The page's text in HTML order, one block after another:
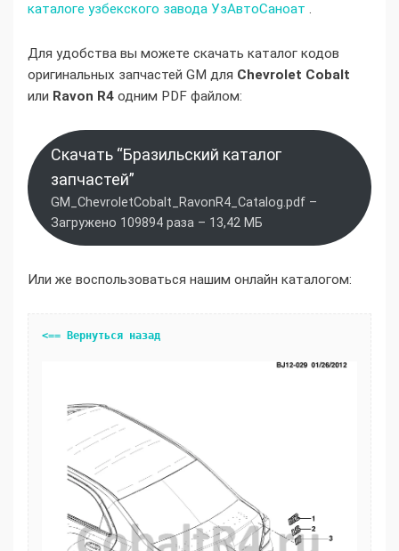
каталоге узбекского завода УзАвтоСаноат .
Для удобства вы можете скачать каталог кодов
оригинальных запчастей GM для Chevrolet Cobalt
или Ravon R4 одним PDF файлом:
Скачать “Бразильский каталог
запчастей”
GM_ChevroletCobalt_RavonR4_Catalog.pdf –
Загружено 109894 раза – 13,42 МБ
Или же воспользоваться нашим онлайн каталогом:
<== Вернуться назад